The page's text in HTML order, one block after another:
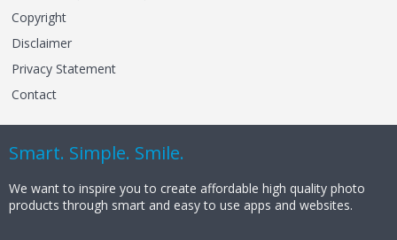
Copyright
Disclaimer
Privacy Statement
Contact
Smart. Simple. Smile.
We want to inspire you to create affordable high quality photo
products through smart and easy to use apps and websites.